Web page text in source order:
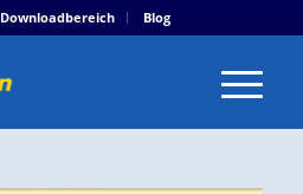
Downloadbereich Blog